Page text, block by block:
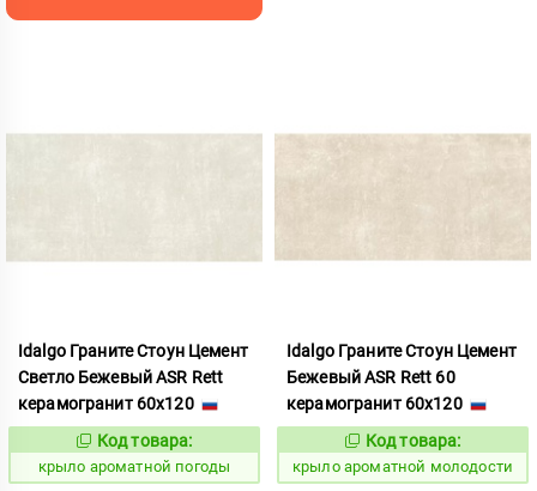
Idalgo Граните Стоун Цемент
Светло Бежевый ASR Rett
керамогранит 60x120
828446
Код товара:
крыло ароматной погоды
Idalgo Граните Стоун Цемент
Бежевый ASR Rett 60
керамогранит 60x120
828429
Код товара:
крыло ароматной молодости